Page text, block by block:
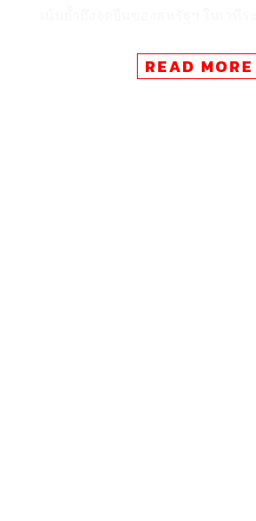
ต่อนาโตภายใต้รัฐบาลโดนัลด์ ทรัม
READ MORE